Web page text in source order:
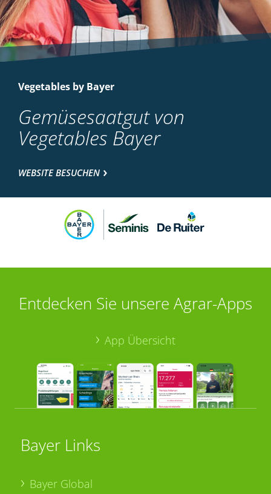
Vegetables by Bayer
Gemüsesaatgut von
Vegetables Bayer
WEBSITE BESUCHEN
Entdecken Sie unsere Agrar-Apps
App Übersicht
Bayer Links
Bayer Global